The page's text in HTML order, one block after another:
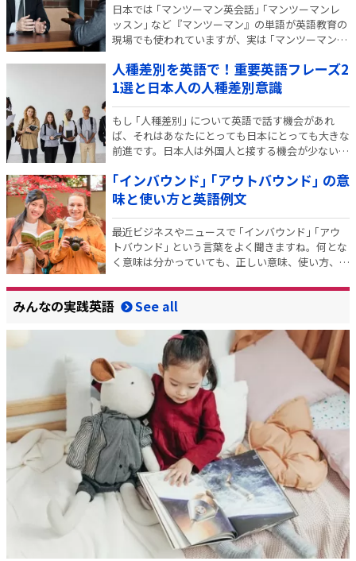
日本では ｢マンツーマン英会話｣ ｢マンツーマンレ
ッスン｣ など『マンツーマン』の単語が英語教育の
現場でも使われていますが、実は ｢マンツーマン｣
通り ｢男同士の｣ ｢腹を割って包み隠さず｣ といった
意味になるから驚き…
人種差別を英語で！重要英語フレーズ2
1選と日本人の人種差別意識
もし ｢人種差別｣ について英語で話す機会があれ
ば、それはあなたにとっても日本にとっても大きな
前進です。日本人は外国人と接する機会が少ないた
少ないからです。あなたが、日本そして世界から人
種差別をなくすための一翼を担ってくれることを期
待…
｢インバウンド｣ ｢アウトバウンド｣ の意
味と使い方と英語例文
最近ビジネスやニュースで ｢インバウンド｣ ｢アウ
トバウンド｣ という言葉をよく聞きますね。何とな
く意味は分かっていても、正しい意味、使い方、英
くいのではないでしょうか？ 今回はそんな ｢インバ
ウンド｣ と ｢アウトバウンド｣ につい…
みんなの実践英語